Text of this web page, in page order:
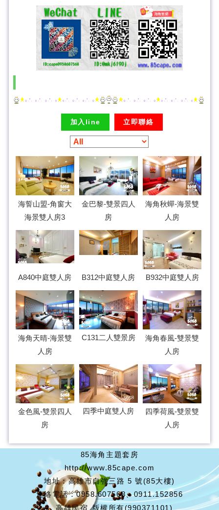
加入line 立即聯絡
海誓山盟-角窗大
海景雙人房3
金巴黎-雙景四人
房
海角秋蟬-海景雙
人房
A840中庭雙人房 B312中庭雙人房 B932中庭雙人房
海角天晴-海景雙
人房
C131二人雙景房
海角春風-雙景雙
人房
金色風-雙景四人
房
四季中庭雙人房
四季荷風-雙景雙
人房
85海角主題套房
http://www.85cape.com
地址：高雄市自強三路 5 號(85大樓)
連絡電話：0958.607568、0911.152856
高雄民宿 版權所有(990371101)